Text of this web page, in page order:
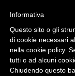
MOBILE
PROMOZIONI
Informativa
Questo sito o gli
di cookie necessari
nella cookie policy.
tutti o ad alcuni
Chiudendo questo